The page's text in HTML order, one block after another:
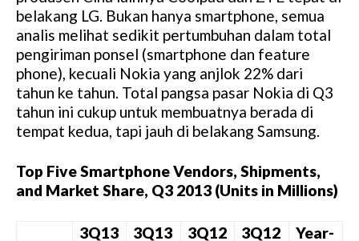
belakang LG. Bukan hanya smartphone, semua
analis melihat sedikit pertumbuhan dalam total
pengiriman ponsel (smartphone dan feature
phone), kecuali Nokia yang anjlok 22% dari
tahun ke tahun. Total pangsa pasar Nokia di Q3
tahun ini cukup untuk membuatnya berada di
tempat kedua, tapi jauh di belakang Samsung.
Top Five Smartphone Vendors, Shipments,
and Market Share, Q3 2013 (Units in Millions)
3Q13
3Q13
3Q12
3Q12
Year-